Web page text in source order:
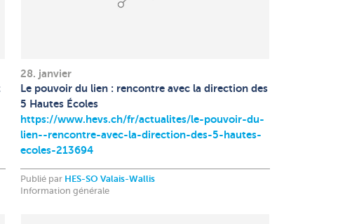
28. janvier
Le pouvoir du lien : rencontre avec la direction des
5 Hautes Écoles
https://www.hevs.ch/fr/actualites/le-pouvoir-du-
lien--rencontre-avec-la-direction-des-5-hautes-
ecoles-213694
Publié par HES-SO Valais-Wallis
Information générale